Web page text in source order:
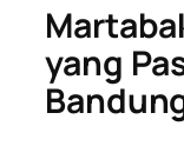
yang